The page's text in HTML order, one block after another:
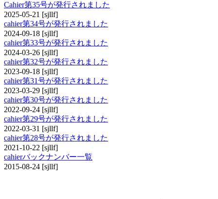
Cahier第35号が発行されました
2025-05-21 [sjllf]
cahier第34号が発行されました
2024-09-18 [sjllf]
cahier第33号が発行されました
2024-03-26 [sjllf]
cahier第32号が発行されました
2023-09-18 [sjllf]
cahier第31号が発行されました
2023-03-29 [sjllf]
cahier第30号が発行されました
2022-09-24 [sjllf]
cahier第29号が発行されました
2022-03-31 [sjllf]
cahier第28号が発行されました
2021-10-22 [sjllf]
cahierバックナンバー一覧
2015-08-24 [sjllf]